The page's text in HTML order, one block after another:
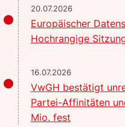
20.07.2026
Europäischer
Hochrangige
16.07.2026
VwGH bestätigt
Partei-Affinitäten
Mio. fest